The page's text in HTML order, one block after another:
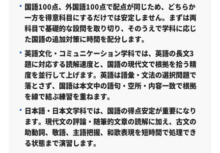
受験勉強を始めるのが遅くても弘前学院大学文学部
に合格できる？
大学受験対策いつから始める？学年・時期別の勉強
のポイント
不登校・高卒認定者・通信制高校の弘前学院大学文
学部受験も対応可能
浪人生、社会人の方の弘前学院大学文学部合格に向
けた受験対策も実施
弘前学院大学の他の学部
弘前学院大学以外の文学部・関連学部を偏差値から
探す
国語100点、外国語100点で配点が同じため、どちらか
一方を得意科目にするだけでは安定しません。まずは両
科目で基礎的な設問を取り切り、そのうえで学科に応じ
た国語の追加対策に時間を配分します。
英語文化・コミュニケーション学科では、英語の長文3
題に対応する読解速度と、国語の現代文で根拠を拾う精
度を並行して上げます。英語は語彙・文法の選択問題で
落とさず、国語は本文中の語句・空所・内容一致で根拠
を線で結ぶ練習を重ねます。
日本語・日本文学科では、国語の得点安定が重要になり
ます。現代文の評論・随筆的文章の読解に加え、古文の
助動詞、敬語、主語把握、和歌表現を短時間で処理でき
る状態まで演習します。